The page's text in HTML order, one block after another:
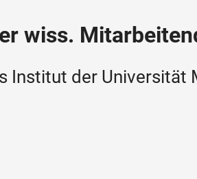
wiss.
Institut der Universität